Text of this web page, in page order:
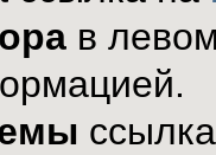
в